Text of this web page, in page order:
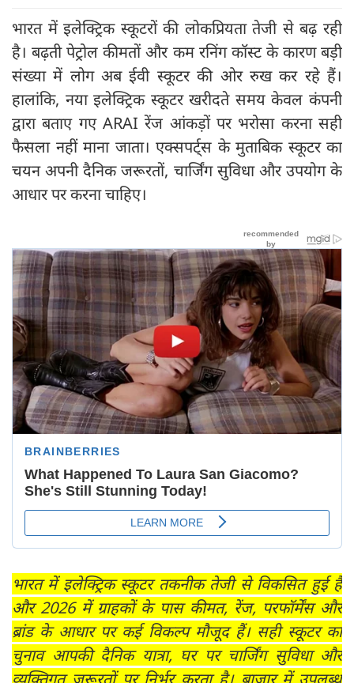
भारत में इलेक्ट्रिक स्कूटरों की लोकप्रियता तेजी से बढ़ रही
है। बढ़ती पेट्रोल कीमतों और कम रनिंग कॉस्ट के कारण बड़ी
संख्या में लोग अब ईवी स्कूटर की ओर रुख कर रहे हैं।
हालांकि, नया इलेक्ट्रिक स्कूटर खरीदते समय केवल कंपनी
द्वारा बताए गए ARAI रेंज आंकड़ों पर भरोसा करना सही
फैसला नहीं माना जाता। एक्सपर्ट्‍स के मुताबिक स्कूटर का
चयन अपनी दैनिक जरूरतों, चार्जिंग सुविधा और उपयोग के
आधार पर करना चाहिए।
भारत में इलेक्ट्रिक स्कूटर तकनीक तेजी से विकसित हुई है
और 2026 में ग्राहकों के पास कीमत, रेंज, परफॉर्मेंस और
ब्रांड के आधार पर कई विकल्प मौजूद हैं। सही स्कूटर का
चुनाव आपकी दैनिक यात्रा, घर पर चार्जिंग सुविधा और